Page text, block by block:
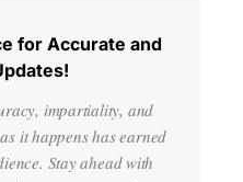
for Accurate and
impartiality, and
it happens has earned
Stay ahead with